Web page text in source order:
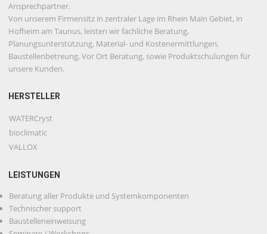
Ansprechpartner.
Von unserem Firmensitz in zentraler Lage im Rhein Main Gebiet, in
Hofheim am Taunus, leisten wir fachliche Beratung,
Planungsunterstützung, Material- und Kostenermittlungen,
Baustellenbetreung, Vor Ort Beratung, sowie Produktschulungen für
unsere Kunden.
HERSTELLER
WATERCryst
bioclimatic
VALLOX
LEISTUNGEN
Beratung aller Produkte und Systemkomponenten
Technischer support
Baustelleneinweisung